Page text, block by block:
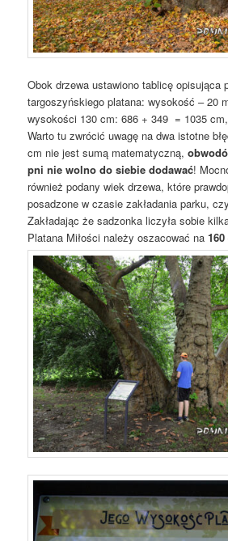
Obok drzewa ustawiono tablicę opisująca
targoszyńskiego platana: wysokość – 20
wysokości 130 cm: 686 + 349 = 1035
Warto tu zwrócić uwagę na dwa istotne
cm nie jest sumą matematyczną,
pni nie wolno do siebie dodawać!
również podany wiek drzewa, które
posadzone w czasie zakładania parku,
Zakładając że sadzonka liczyła sobie
Platana Miłości należy oszacować na